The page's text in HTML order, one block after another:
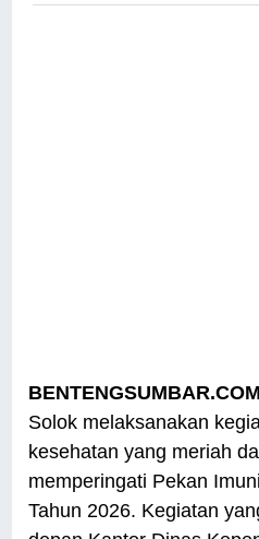
BENTENGSUMBAR.COM
Solok melaksanakan
kesehatan yang meriah
memperingati Pekan
Tahun 2026. Kegiatan